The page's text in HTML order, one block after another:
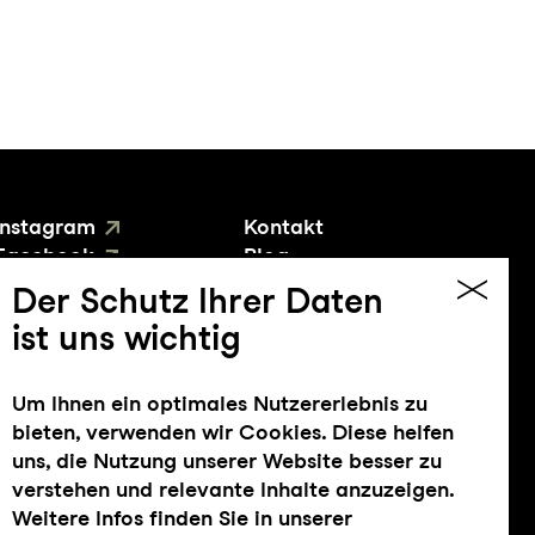
YouTube
Kontakt
Blog
Presse
Der Schutz Ihrer Daten
ist uns wichtig
Um Ihnen ein optimales Nutzererlebnis zu
bieten, verwenden wir Cookies. Diese helfen
uns, die Nutzung unserer Website besser zu
verstehen und relevante Inhalte anzuzeigen.
Weitere Infos finden Sie in unserer